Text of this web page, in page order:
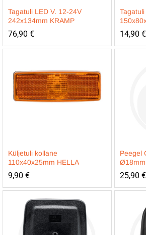
Tagatuli LED V. 12-24V
242x134mm KRAMP
76,90 € 14,90 €
Küljetuli kollane
110x40x25mm HELLA
9,90 €
Peegel
Ø18mm
25,90 €